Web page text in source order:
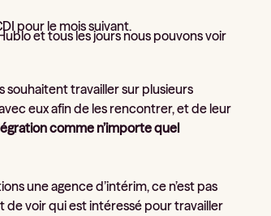
pour le mois suivant.
et tous les jours nous pouvons voir
souhaitent travailler sur plusieurs
eux afin de les rencontrer, et de leur
comme n’importe quel
une agence d’intérim, ce n’est pas
de voir qui est intéressé pour travailler